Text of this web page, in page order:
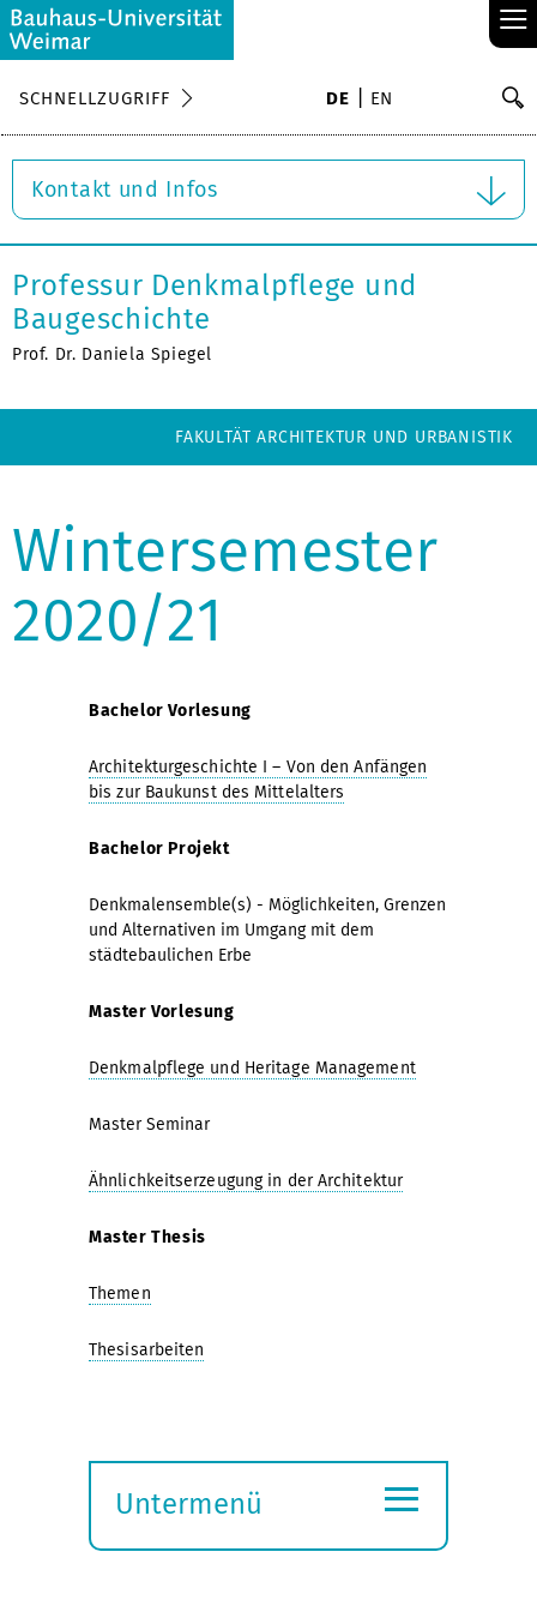
≡
SCHNELLZUGRIFF DE EN
Kontakt und Infos
Professur Denkmalpflege und
Baugeschichte
Prof. Dr. Daniela Spiegel
FAKULTÄT ARCHITEKTUR UND URBANISTIK
Wintersemester
2020/21
Bachelor Vorlesung
Architekturgeschichte I – Von den Anfängen
bis zur Baukunst des Mittelalters
Bachelor Projekt
Denkmalensemble(s) - Möglichkeiten, Grenzen
und Alternativen im Umgang mit dem
städtebaulichen Erbe
Master Vorlesung
Denkmalpflege und Heritage Management
Master Seminar
Ähnlichkeitserzeugung in der Architektur
Master Thesis
Themen
Thesisarbeiten
Untermenü
≡